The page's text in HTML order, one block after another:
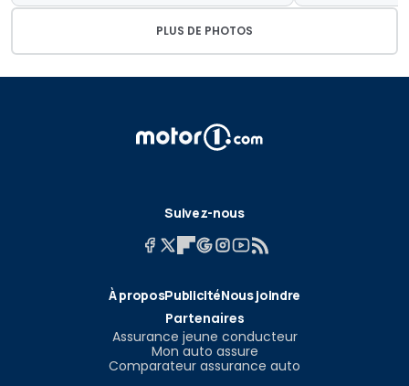
PLUS DE PHOTOS
Suivez-nous
À proposPublicitéNous joindre
Partenaires
Assurance jeune conducteur
Mon auto assure
Comparateur assurance auto